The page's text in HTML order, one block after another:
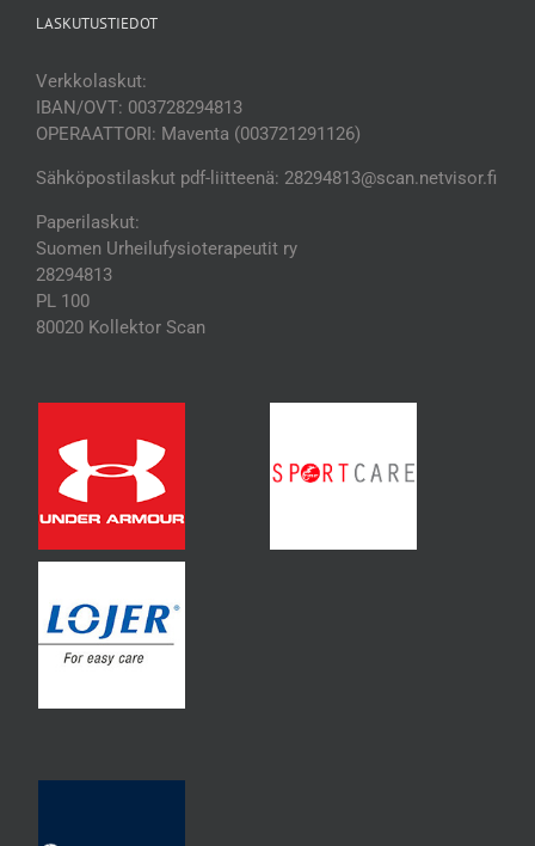
LASKUTUSTIEDOT
Verkkolaskut:
IBAN/OVT: 003728294813
OPERAATTORI: Maventa (003721291126)
Sähköpostilaskut pdf-liitteenä: 28294813@scan.netvisor.fi
Paperilaskut:
Suomen Urheilufysioterapeutit ry
28294813
PL 100
80020 Kollektor Scan